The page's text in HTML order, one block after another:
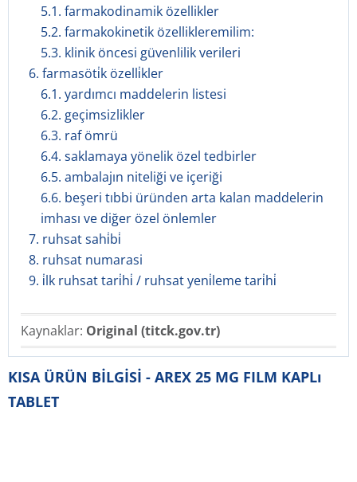
5.1. farmakodinamik özellikler
5.2. farmakokinetik özellikleremilim:
5.3. klinik öncesi güvenlilik verileri
6. farmasöti̇k özelli̇kler
6.1. yardımcı maddelerin listesi
6.2. geçimsizlikler
6.3. raf ömrü
6.4. saklamaya yönelik özel tedbirler
6.5. ambalajın niteliği ve içeriği
6.6. beşeri tıbbi üründen arta kalan maddelerin
imhası ve diğer özel önlemler
7. ruhsat sahi̇bi̇
8. ruhsat numarasi
9. i̇lk ruhsat tari̇hi̇ / ruhsat yeni̇leme tari̇hi̇
Kaynaklar: Original (titck.gov.tr)
KISA ÜRÜN BİLGİSİ - AREX 25 MG FILM KAPLı
TABLET